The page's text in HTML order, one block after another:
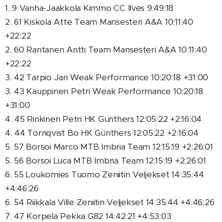
1. 9 Vanha-Jaakkola Kimmo CC Ilves 9:49:18
2. 61 Kiskola Atte Team Mansesteri A&A 10:11:40
+22:22
2. 60 Rantanen Antti Team Mansesteri A&A 10:11:40
+22:22
3. 42 Tarpio Jari Weak Performance 10:20:18 +31:00
3. 43 Kauppinen Petri Weak Performance 10:20:18
+31:00
4. 45 Rinkinen Petri HK Günthers 12:05:22 +2:16:04
4. 44 Törnqvist Bo HK Günthers 12:05:22 +2:16:04
5. 57 Borsoi Marco MTB Imbria Team 12:15:19 +2:26:01
5. 56 Borsoi Luca MTB Imbria Team 12:15:19 +2:26:01
6. 55 Loukomies Tuomo Zeniitin Veljekset 14:35:44
+4:46:26
6. 54 Riikkala Ville Zeniitin Veljekset 14:35:44 +4:46:26
7. 47 Korpela Pekka G82 14:42:21 +4:53:03